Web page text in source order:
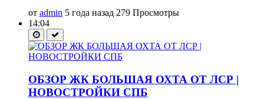
от admin 5 года назад 279 Просмотры
14:04
ОБЗОР ЖК БОЛЬШАЯ ОХТА ОТ ЛСР |
НОВОСТРОЙКИ СПБ